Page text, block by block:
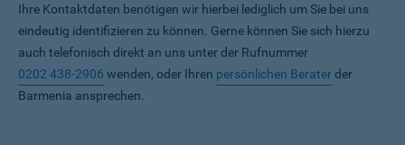
Ihre Kontaktdaten benötigen wir hierbei lediglich um Sie bei uns
eindeutig identifizieren zu können. Gerne können Sie sich hierzu
auch telefonisch direkt an uns unter der Rufnummer
0202 438-2906 wenden, oder Ihren persönlichen Beraterder
Barmenia ansprechen.